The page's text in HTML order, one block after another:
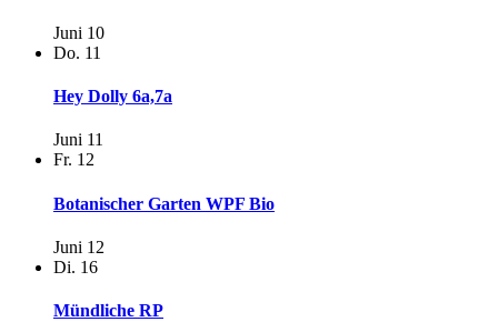
Juni 10
Do. 11
Hey Dolly 6a,7a
Juni 11
Fr. 12
Botanischer Garten WPF Bio
Juni 12
Di. 16
Mündliche RP